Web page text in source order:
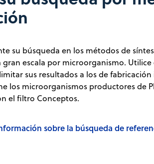
su búsqueda en los métodos de
gran escala por microorganismo.
sus resultados a los de
los microorganismos productores de
el filtro Conceptos.
sobre la búsqueda de